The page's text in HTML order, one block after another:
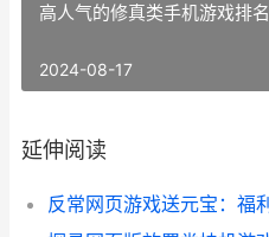
高人气的修真类手机游戏排
2024-08-17
延伸阅读